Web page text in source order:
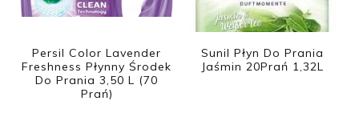
Persil Color Lavender
Freshness Płynny Środek
Do Prania 3,50 L (70
Prań)
Sunil Płyn Do Prania
Jaśmin 20Prań 1,32L